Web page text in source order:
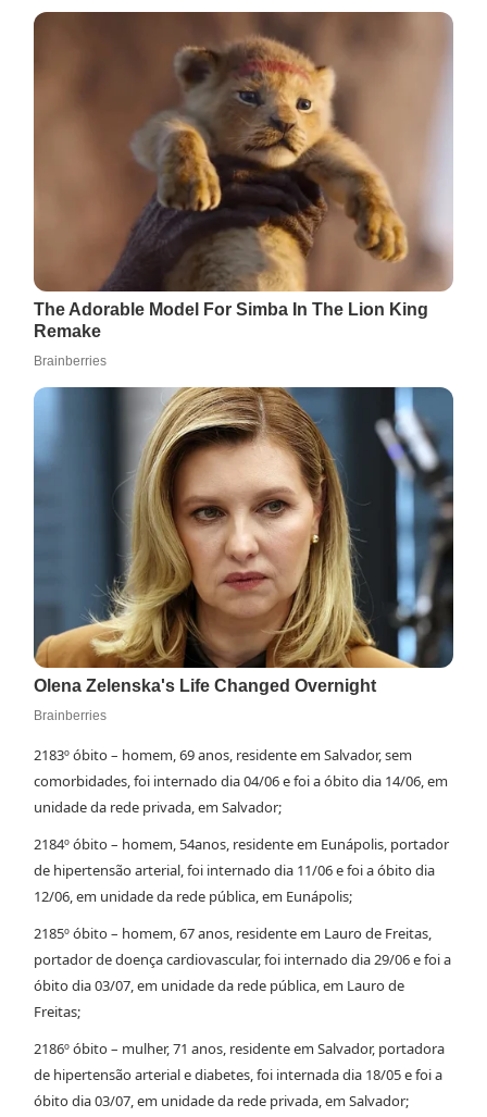
2183º óbito – homem, 69 anos, residente em Salvador, sem
comorbidades, foi internado dia 04/06 e foi a óbito dia 14/06, em
unidade da rede privada, em Salvador;
2184º óbito – homem, 54anos, residente em Eunápolis, portador
de hipertensão arterial, foi internado dia 11/06 e foi a óbito dia
12/06, em unidade da rede pública, em Eunápolis;
2185º óbito – homem, 67 anos, residente em Lauro de Freitas,
portador de doença cardiovascular, foi internado dia 29/06 e foi a
óbito dia 03/07, em unidade da rede pública, em Lauro de
Freitas;
2186º óbito – mulher, 71 anos, residente em Salvador, portadora
de hipertensão arterial e diabetes, foi internada dia 18/05 e foi a
óbito dia 03/07, em unidade da rede privada, em Salvador;